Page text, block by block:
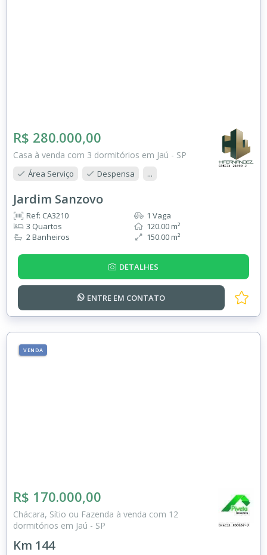
R$ 280.000,00
Casa à venda com 3 dormitórios em Jaú - SP
Área Serviço Despensa ...
Jardim Sanzovo
Ref: CA3210
3 Quartos
2 Banheiros
1 Vaga
120.00 m²
150.00 m²
DETALHES
ENTRE EM CONTATO
VENDA
R$ 170.000,00
Chácara, Sítio ou Fazenda à venda com 12
dormitórios em Jaú - SP
Km 144